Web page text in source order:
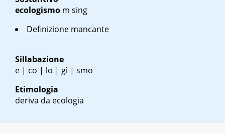
ecologismo m sing
Definizione mancante
Sillabazione
e | co | lo | gì | smo
Etimologia
deriva da ecologia